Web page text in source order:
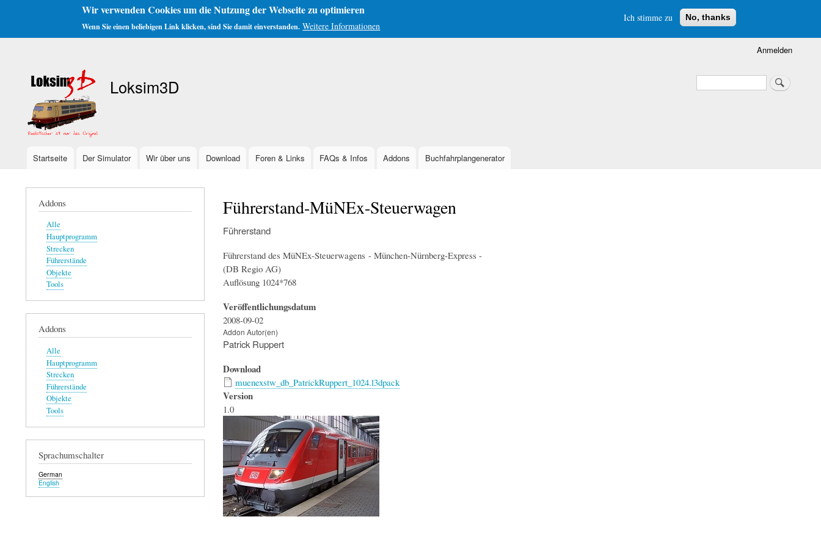
Wir verwenden Cookies um die Nutzung der Webseite zu optimieren
Wenn Sie einen beliebigen Link klicken, sind Sie damit einverstanden. Weitere Informationen
Ich stimme zu No, thanks
Anmelden
Loksim3D Suche
Suche
Hauptnavigation
Startseite Der Simulator Wir über uns Download Foren & Links FAQs & Infos Addons Buchfahrplangenerator
Führerstand-MüNEx-Steuerwagen
Führerstand
Führerstand des MüNEx-Steuerwagens - München-Nürnberg-Express -
(DB Regio AG)
Auflösung 1024*768
Veröffentlichungsdatum
2008-09-02
Addon Autor(en)
Patrick Ruppert
Download
muenexstw_db_PatrickRuppert_1024.l3dpack
Version
1.0
Addons
Alle
Hauptprogramm
Strecken
Führerstände
Objekte
Tools
Addons
Alle
Hauptprogramm
Strecken
Führerstände
Objekte
Tools
Sprachumschalter
German
English